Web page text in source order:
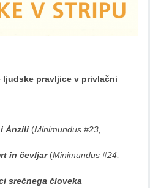
pravljice v privlačni
Ánzili (Minimundus #23,
in čevljar (Minimundus #24,
srečnega človeka